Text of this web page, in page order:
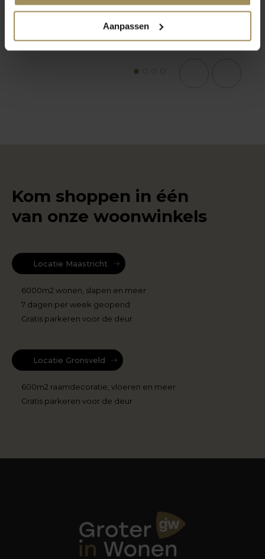
Aanpassen
TV-meubels Salontafels
1
Kom shoppen in één
van onze woonwinkels
Locatie Maastricht
6000m2 wonen, slapen en meer
7 dagen per week geopend
Gratis parkeren voor de deur
Locatie Gronsveld
600m2 raamdecoratie, vloeren en meer
Gratis parkeren voor de deur